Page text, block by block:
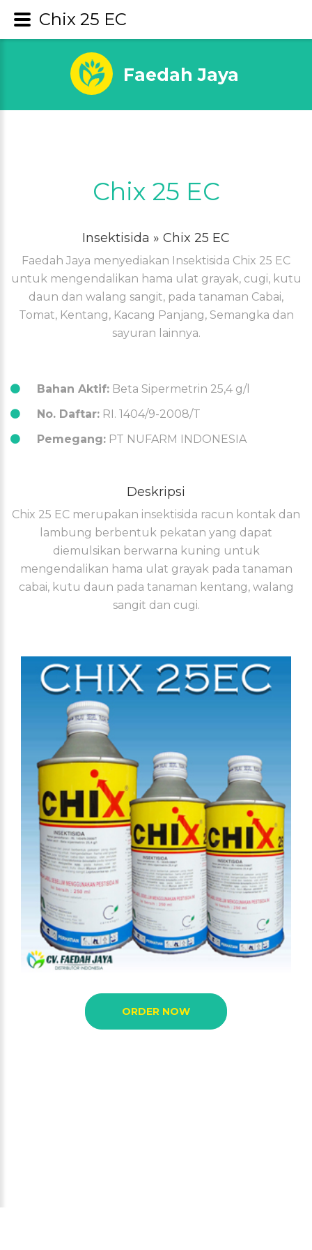
Faedah Jaya
Chix 25 EC
Insektisida » Chix 25 EC
Faedah Jaya menyediakan Insektisida Chix 25 EC
untuk mengendalikan hama ulat grayak, cugi, kutu
daun dan walang sangit, pada tanaman Cabai,
Tomat, Kentang, Kacang Panjang, Semangka dan
sayuran lainnya.
Bahan Aktif: Beta Sipermetrin 25,4 g/l
No. Daftar: RI. 1404/9-2008/T
Pemegang: PT NUFARM INDONESIA
Deskripsi
Chix 25 EC merupakan insektisida racun kontak dan
lambung berbentuk pekatan yang dapat
diemulsikan berwarna kuning untuk
mengendalikan hama ulat grayak pada tanaman
cabai, kutu daun pada tanaman kentang, walang
sangit dan cugi.
ORDER NOW
Chix 25 EC